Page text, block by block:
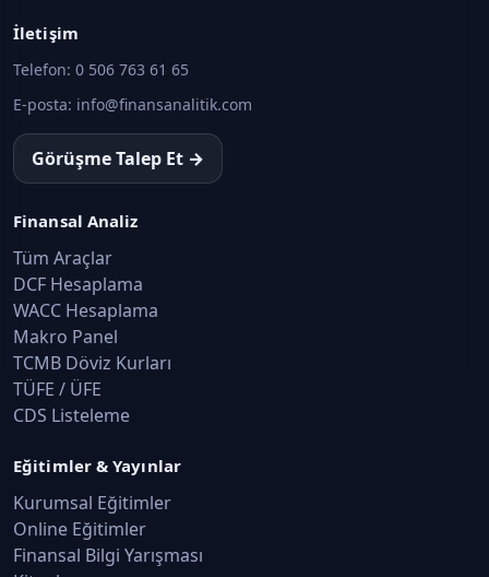
İletişim
Telefon: 0 506 763 61 65
E-posta: info@finansanalitik.com
Görüşme Talep Et →
Finansal Analiz
Tüm Araçlar
DCF Hesaplama
WACC Hesaplama
Makro Panel
TCMB Döviz Kurları
TÜFE / ÜFE
CDS Listeleme
Eğitimler & Yayınlar
Kurumsal Eğitimler
Online Eğitimler
Finansal Bilgi Yarışması